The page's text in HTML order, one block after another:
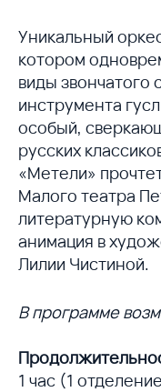
Уникальный
котором
виды звончатого
инструмента
особый,
русских
«Метели»
Малого театра
литературную
анимация в
Лилии Чистиной.
В программе
1 час (1